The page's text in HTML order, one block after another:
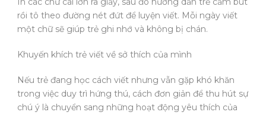
rồi tô theo đường nét đứt để luyện viết. Mỗi ngày viết
một chữ sẽ giúp trẻ ghi nhớ và không bị chán.
Khuyến khích trẻ viết về sở thích của mình
Nếu trẻ đang học cách viết nhưng vẫn gặp khó khăn
trong việc duy trì hứng thú, cách đơn giản để thu hút sự
chú ý là chuyển sang những hoạt động yêu thích của